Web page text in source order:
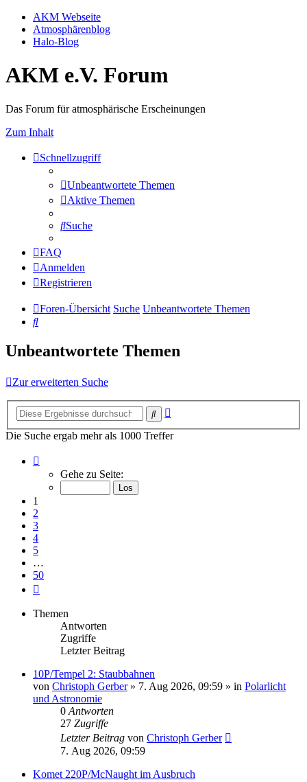
AKM Webseite
Atmosphärenblog
Halo-Blog
AKM e.V. Forum
Das Forum für atmosphärische Erscheinungen
Zum Inhalt
Schnellzugriff
Unbeantwortete Themen
Aktive Themen
Suche
FAQ
Anmelden
Registrieren
Foren-Übersicht Suche Unbeantwortete Themen
Suche
Unbeantwortete Themen
Zur erweiterten Suche
Suche
Die Suche ergab mehr als 1000 Treffer
von
Gehe zu Seite:
1
2
3
4
5
…
50
Themen
Antworten
Zugriffe
Letzter Beitrag
10P/Tempel 2: Staubbahnen
von Christoph Gerber» 7. Aug 2026, 09:59 » in Polarlicht
und Astronomie
0 Antworten
27 Zugriffe
Letzter Beitrag von Christoph Gerber
7. Aug 2026, 09:59
Komet 220P/McNaught im Ausbruch